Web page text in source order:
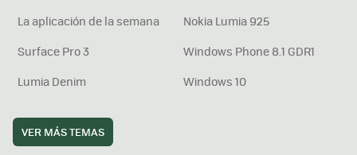
La aplicación de la semana
Nokia Lumia 925
Surface Pro 3
Windows Phone 8.1 GDR1
Lumia Denim
Windows 10
VER MÁS TEMAS